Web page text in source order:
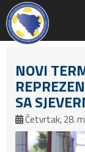
NOVI
SA
Četvrtak, 28.